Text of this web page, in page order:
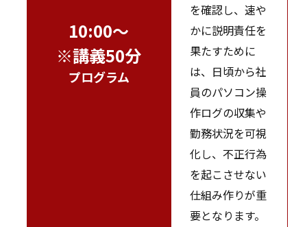
10:00～
※講義50分
プログラム
を確認し、速や
かに説明責任を
果たすために
は、日頃から社
員のパソコン操
作ログの収集や
勤務状況を可視
化し、不正行為
を起こさせない
仕組み作りが重
要となります。